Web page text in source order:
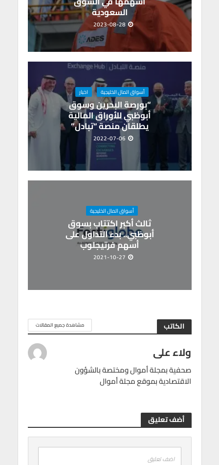
السعودية
2023-08-28
أسواق المال الخليجية اخبار
“بورصة البحرين وسوق
أبوظبي للأوراق المالية
يطلقان منصة “تبادل”
2022-07-06
أسواق المال الخليجية
ثالث أكبر اكتتاب بسوق
أبوظبي.. بدء التداول على
أسهم فرتيجلوب
2021-10-27
الكاتب مشاهدة جميع المقالات
ولاء على
صحفية بمجلة أموال ومختصة بالشؤون
الاقتصادية بموقع مجلة أموال
أضف تعليق
اضف تعليق